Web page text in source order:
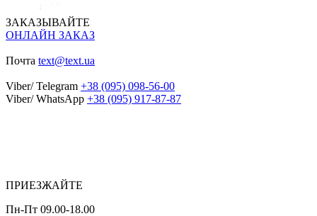
ЗАКАЗЫВАЙТЕ
ОНЛАЙН ЗАКАЗ
Почта text@text.ua
Viber/ Telegram +38 (095) 098-56-00
Viber/ WhatsApp +38 (095) 917-87-87
ПРИЕЗЖАЙТЕ
Пн-Пт 09.00-18.00